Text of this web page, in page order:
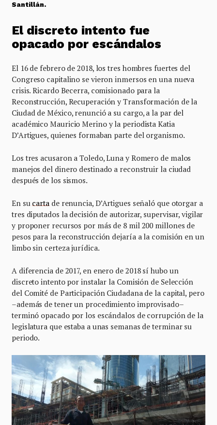
Santillán.
El discreto intento fue
opacado por escándalos
El 16 de febrero de 2018, los tres hombres fuertes del
Congreso capitalino se vieron inmersos en una nueva
crisis. Ricardo Becerra, comisionado para la
Reconstrucción, Recuperación y Transformación de la
Ciudad de México, renunció a su cargo, a la par del
académico Mauricio Merino y la periodista Katia
D’Artigues, quienes formaban parte del organismo.
Los tres acusaron a Toledo, Luna y Romero de malos
manejos del dinero destinado a reconstruir la ciudad
después de los sismos.
En su carta de renuncia, D’Artigues señaló que otorgar a
tres diputados la decisión de autorizar, supervisar, vigilar
y proponer recursos por más de 8 mil 200 millones de
pesos para la reconstrucción dejaría a la comisión en un
limbo sin certeza jurídica.
A diferencia de 2017, en enero de 2018 sí hubo un
discreto intento por instalar la Comisión de Selección
del Comité de Participación Ciudadana de la capital, pero
–además de tener un procedimiento improvisado–
terminó opacado por los escándalos de corrupción de la
legislatura que estaba a unas semanas de terminar su
periodo.